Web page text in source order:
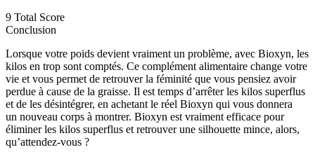
9 Total Score
Conclusion
Lorsque votre poids devient vraiment un problème, avec Bioxyn, les
kilos en trop sont comptés. Ce complément alimentaire change votre
vie et vous permet de retrouver la féminité que vous pensiez avoir
perdue à cause de la graisse. Il est temps d’arrêter les kilos superflus
et de les désintégrer, en achetant le réel Bioxyn qui vous donnera
un nouveau corps à montrer. Bioxyn est vraiment efficace pour
éliminer les kilos superflus et retrouver une silhouette mince, alors,
qu’attendez-vous ?